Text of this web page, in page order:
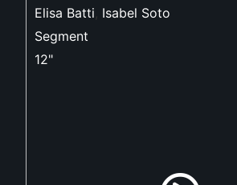
Elisa Batti, Isabel Soto
Segment
12"